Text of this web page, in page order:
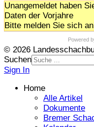
Unangemeldet haben
Daten der Vorjahre
Bitte melden Sie sich
Powered
© 2026
Suchen
Sign In
Home
Alle Artikel
Dokumente
Bremer